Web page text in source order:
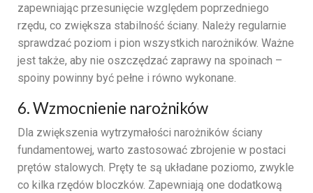
zapewniając przesunięcie względem poprzedniego
rzędu, co zwiększa stabilność ściany. Należy regularnie
sprawdzać poziom i pion wszystkich narożników. Ważne
jest także, aby nie oszczędzać zaprawy na spoinach –
spoiny powinny być pełne i równo wykonane.
6. Wzmocnienie narożników
Dla zwiększenia wytrzymałości narożników ściany
fundamentowej, warto zastosować zbrojenie w postaci
prętów stalowych. Pręty te są układane poziomo, zwykle
co kilka rzędów bloczków. Zapewniają one dodatkową